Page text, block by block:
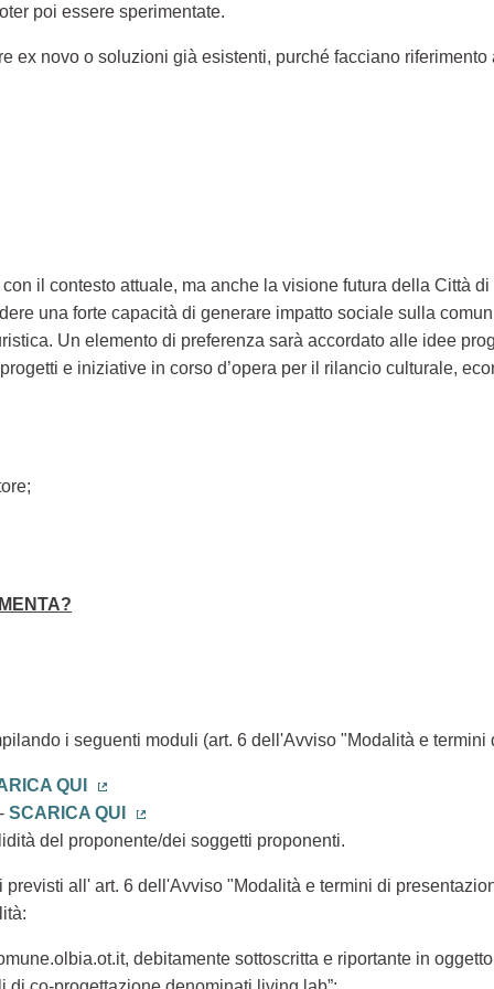
poi essere sperimentate.
ex novo o soluzioni già esistenti, purché facciano
il contesto attuale, ma anche la visione futura della Città
una forte capacità di generare impatto sociale sulla
Un elemento di preferenza sarà accordato alle idee
e iniziative in corso d’opera per il rilancio culturale,
i seguenti moduli (art. 6 dell'Avviso "Modalità e
QUI
(Collegamento esterno)
SCARICA QUI
(Collegamento esterno)
del proponente/dei soggetti proponenti.
all' art. 6 dell'Avviso "Modalità e termini di
debitamente sottoscritta e riportante in